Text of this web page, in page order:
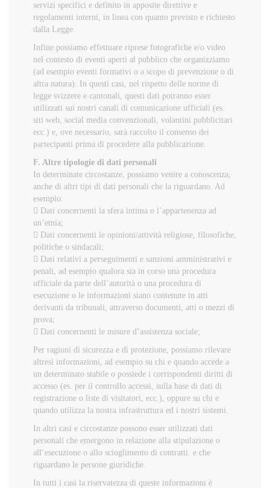
servizi specifici e definito in apposite direttive e
regolamenti interni, in linea con quanto previsto e richiesto
dalla Legge.
Infine possiamo effettuare riprese fotografiche e/o video
nel contesto di eventi aperti al pubblico che organizziamo
(ad esempio eventi formativi o a scopo di prevenzione o di
altra natura). In questi casi, nel rispetto delle norme di
legge svizzere e cantonali, questi dati potranno esser
utilizzati sui nostri canali di comunicazione ufficiali (es.
siti web, social media convenzionali, volantini pubblicitari
ecc.) e, ove necessario, sarà raccolto il consenso dei
partecipanti prima di procedere alla pubblicazione.
F. Altre tipologie di dati personali
In determinate circostanze, possiamo venire a conoscenza,
anche di altri tipi di dati personali che la riguardano. Ad
esempio:
 Dati concernenti la sfera intima o l’appartenenza ad
un’etnia;
 Dati concernenti le opinioni/attività religiose, filosofiche,
politiche o sindacali;
 Dati relativi a perseguimenti e sanzioni amministrativi e
penali, ad esempio qualora sia in corso una procedura
ufficiale da parte dell’autorità o una procedura di
esecuzione o le informazioni siano contenute in atti
derivanti da tribunali, attraverso documenti, atti o mezzi di
prova;
 Dati concernenti le misure d’assistenza sociale;
Per ragioni di sicurezza e di protezione, possiamo rilevare
altresì informazioni, ad esempio su chi e quando accede a
un determinato stabile o possiede i corrispondenti diritti di
accesso (es. per il controllo accessi, sulla base di dati di
registrazione o liste di visitatori, ecc.), oppure su chi e
quando utilizza la nostra infrastruttura ed i nostri sistemi.
In altri casi e circostanze possono esser utilizzati dati
personali che emergono in relazione alla stipulazione o
all’esecuzione o allo scioglimento di contratti. e che
riguardano le persone giuridiche.
In tutti i casi la riservatezza di queste informazioni è